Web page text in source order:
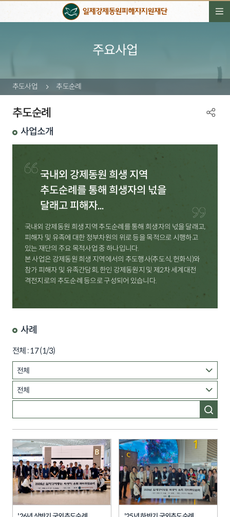
주요사업
추도사업 추도순례
추도순례
사업소개
국내외 강제동원 희생 지역
추도순례를 통해 희생자의 넋을
달래고 피해자...
국내외 강제동원 희생 지역 추도순례를 통해 희생자의 넋을 달래고,
피해자 및 유족에 대한 정부차원의 위로 등을 목적으로 시행하고
있는 재단의 주요 목적사업 중 하나입니다.
본 사업은 강제동원 희생 지역에서의 추도행사(추도식, 헌화식)와
참가 피해자 및 유족간담회, 한인 강제동원지 및 제2차 세계대전
격전지로의 추도순례 등으로 구성되어 있습니다.
사례
전체 : 17(1/3)